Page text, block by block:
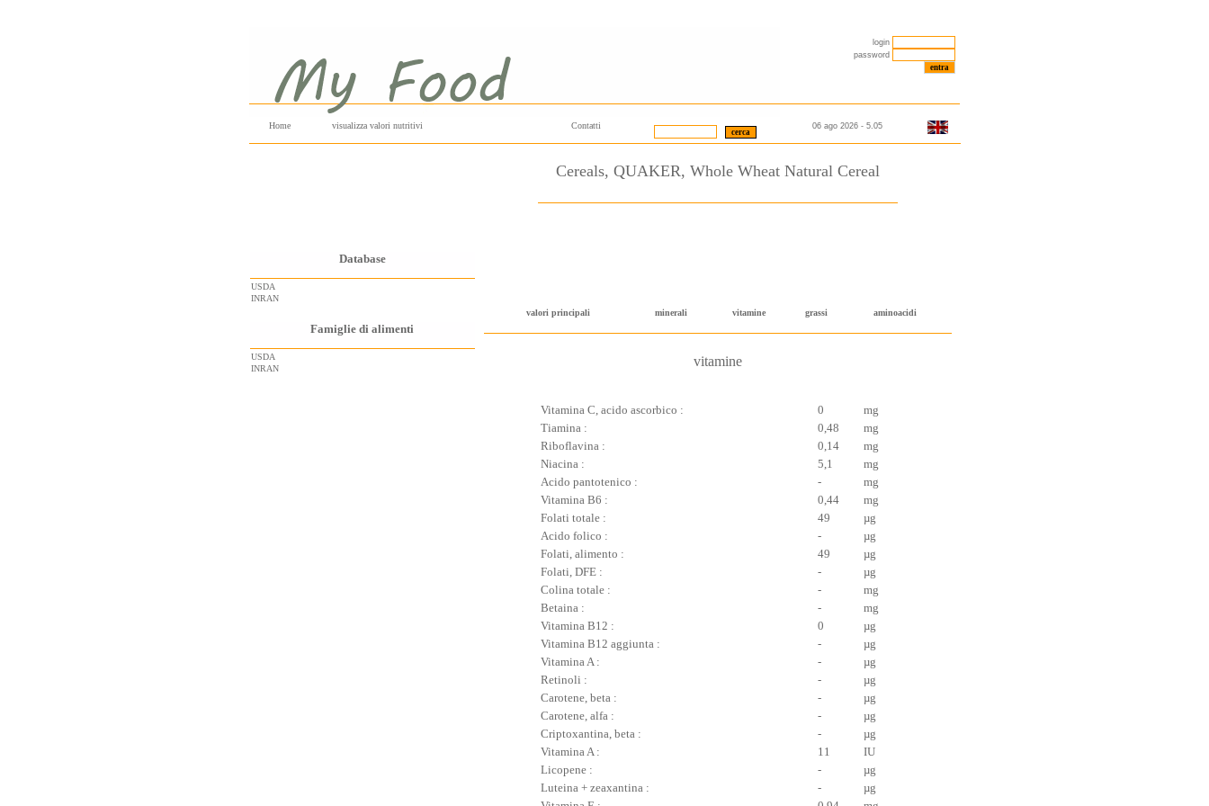
login
password
Home visualizza valori nutritivi Contatti 06 ago 2026 - 5.05
Database
USDA
INRAN
Famiglie di alimenti
USDA
INRAN
Cereals, QUAKER, Whole Wheat Natural Cereal
valori principali minerali vitamine grassi aminoacidi
vitamine
Vitamina C, acido ascorbico : 0
mg
Tiamina :
0,48
mg
Riboflavina :
0,14
mg
Niacina :
5,1
mg
Acido pantotenico :
-
mg
Vitamina B6 :
0,44
mg
Folati totale :
49
µg
Acido folico :
-
µg
Folati, alimento :
49
µg
Folati, DFE :
-
µg
Colina totale :
-
mg
Betaina :
-
mg
Vitamina B12 :
0
µg
Vitamina B12 aggiunta :
-
µg
Vitamina A :
-
µg
Retinoli :
-
µg
Carotene, beta :
-
µg
Carotene, alfa :
-
µg
Criptoxantina, beta :
-
µg
Vitamina A :
11
IU
Licopene :
-
µg
Luteina + zeaxantina :
-
µg